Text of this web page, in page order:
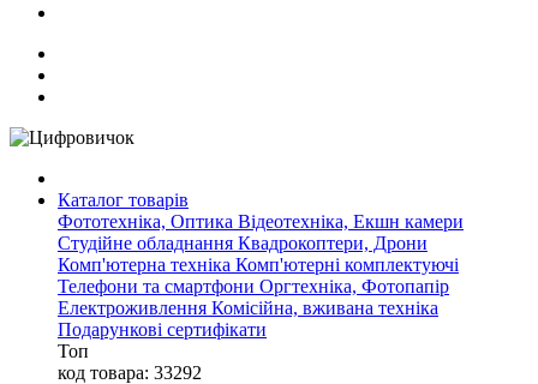
Каталог товарів
Фототехніка, Оптика Відеотехніка, Екшн камери
Студійне обладнання Квадрокоптери, Дрони
Комп'ютерна техніка Комп'ютерні комплектуючі
Телефони та смартфони Оргтехніка, Фотопапір
Електроживлення Комісійна, вживана техніка
Подарункові сертифікати
Топ
код товара: 33292